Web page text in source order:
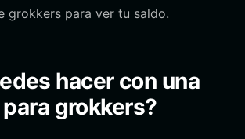
grokkers para ver tu saldo.
hacer con una
grokkers?